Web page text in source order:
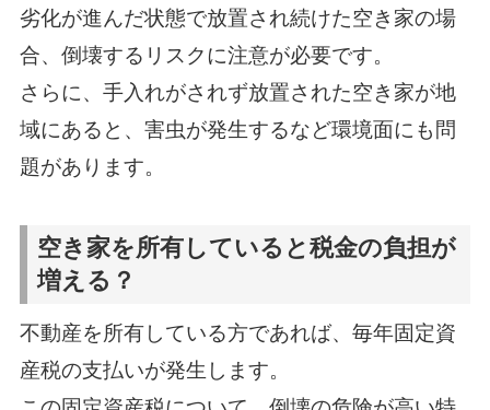
劣化が進んだ状態で放置され続けた空き家の場
合、倒壊するリスクに注意が必要です。
さらに、手入れがされず放置された空き家が地
域にあると、害虫が発生するなど環境面にも問
題があります。
空き家を所有していると税金の負担が
増える？
不動産を所有している方であれば、毎年固定資
産税の支払いが発生します。